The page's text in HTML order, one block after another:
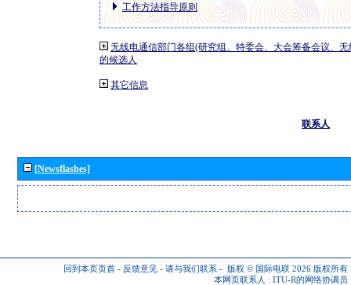
工作方法指导原则
无线电通信部门各组(研究组、特委会、大会筹备会议、
的候选人
其它信息
联系人
[Newsflashes]
回到本页页首 - 反馈意见 - 请与我们联系 - 版权 © 国际电联 2026 版权所有
本网页联系人 : ITU-R的网络协调员